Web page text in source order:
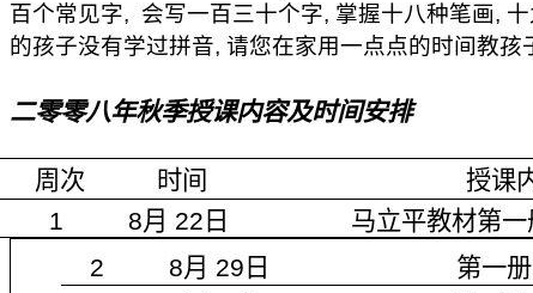
百个常见字, 会写一百三十个字, 掌握十八种笔画,
的孩子没有学过拼音, 请您在家用一点点的时间教孩
二零零八年秋季授课内容及时间安排
周次 时间
授课
8月 22 日 马立平教材第一
2 8月 29 日 第一册